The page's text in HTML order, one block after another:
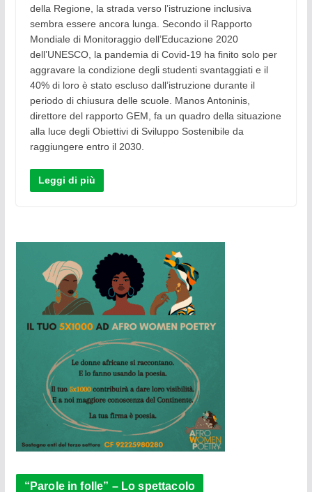
della Regione, la strada verso l’istruzione inclusiva
sembra essere ancora lunga. Secondo il Rapporto
Mondiale di Monitoraggio dell’Educazione 2020
dell’UNESCO, la pandemia di Covid-19 ha finito solo per
aggravare la condizione degli studenti svantaggiati e il
40% di loro è stato escluso dall’istruzione durante il
periodo di chiusura delle scuole. Manos Antoninis,
direttore del rapporto GEM, fa un quadro della situazione
alla luce degli Obiettivi di Sviluppo Sostenibile da
raggiungere entro il 2030.
Leggi di più
“Parole in folle” – Lo spettacolo